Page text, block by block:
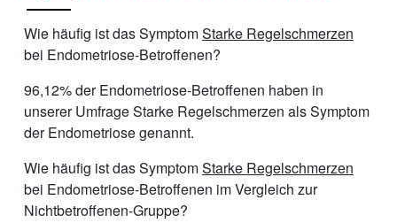
Wie häufig ist das SymptomStarke Regelschmerzen
bei Endometriose-Betroffenen?
96,12% der Endometriose-Betroffenen haben in
unserer Umfrage Starke Regelschmerzen als Symptom
der Endometriose genannt.
Wie häufig ist das SymptomStarke Regelschmerzen
bei Endometriose-Betroffenen im Vergleich zur
Nichtbetroffenen-Gruppe?